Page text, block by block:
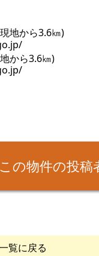
から3.6㎞)
この物件の投稿
覧に戻る